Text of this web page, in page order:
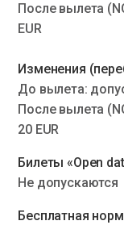
После вылета
EUR
Изменения
До вылета:
После вылета
20 EUR
Билеты «Open
Не допускаются
Бесплатная